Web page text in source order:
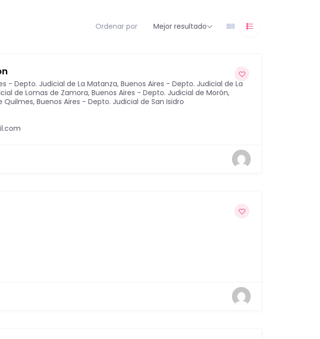
Ordenar por Mejor resultado
- Depto. Judicial de La Matanza, Buenos Aires - Depto. Judicial de La
de Lomas de Zamora, Buenos Aires - Depto. Judicial de Morón,
Quilmes, Buenos Aires - Depto. Judicial de San Isidro